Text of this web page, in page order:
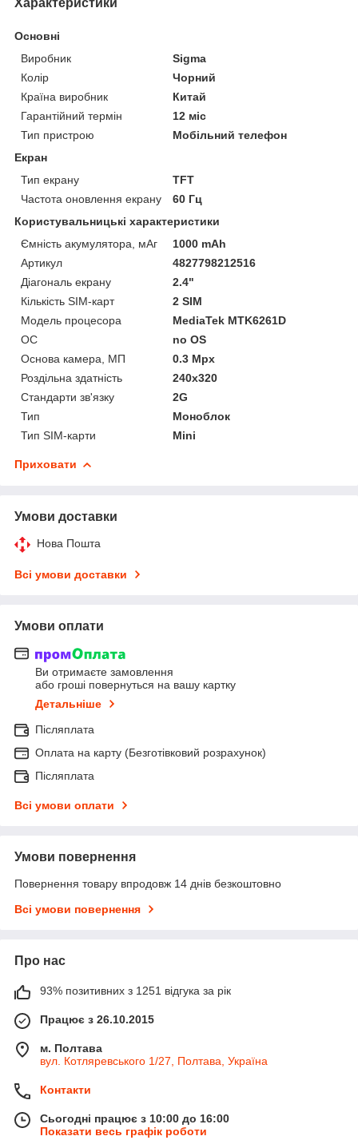
Основні
Виробник
Sigma
Колір
Чорний
Країна виробник
Китай
Гарантійний термін
12 міс
Тип пристрою
Мобільний телефон
Екран
Тип екрану
TFT
Частота оновлення екрану
60 Гц
Користувальницькі характеристики
Ємність акумулятора, мАг
1000 mAh
Артикул
4827798212516
Діагональ екрану
2.4"
Кількість SIM-карт
2 SIM
Модель процесора
MediaTek MTK6261D
ОС
no OS
Основа камера, МП
0.3 Mpx
Роздільна здатність
240x320
Стандарти зв'язку
2G
Тип
Моноблок
Тип SIM-карти
Mini
Приховати
Умови доставки
Нова Пошта
Всі умови доставки
Умови оплати
Ви отримаєте замовлення
або гроші повернуться на вашу картку
Детальніше
Післяплата
Оплата на карту (Безготівковий розрахунок)
Післяплата
Всі умови оплати
Умови повернення
Повернення товару впродовж 14 днів безкоштовно
Всі умови повернення
Про нас
93% позитивних з 1251 відгука за рік
Працює з 26.10.2015
м. Полтава
вул. Котляревського 1/27, Полтава, Україна
Контакти
Сьогодні працює з 10:00 до 16:00
Показати весь графік роботи